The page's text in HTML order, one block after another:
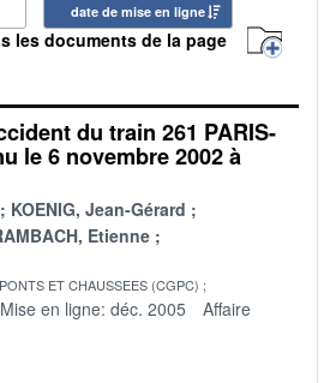
date de mise en ligne
les documents de la page
du train 261 PARIS-
le 6 novembre 2002 à
KOENIG, Jean-Gérard
Etienne
ET CHAUSSEES (CGPC)
Mise en ligne: déc. 2005
Affaire